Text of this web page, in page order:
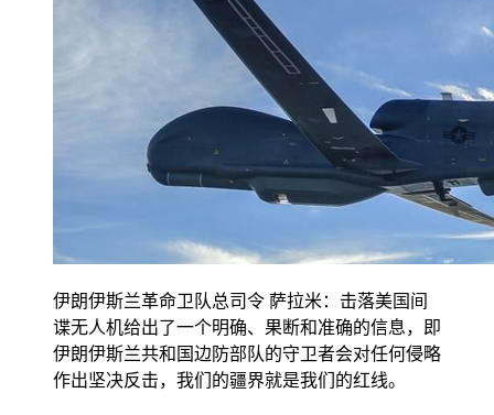
伊朗伊斯兰革命卫队总司令 萨拉米：击落美国间
谍无人机给出了一个明确、果断和准确的信息，即
伊朗伊斯兰共和国边防部队的守卫者会对任何侵略
作出坚决反击，我们的疆界就是我们的红线。